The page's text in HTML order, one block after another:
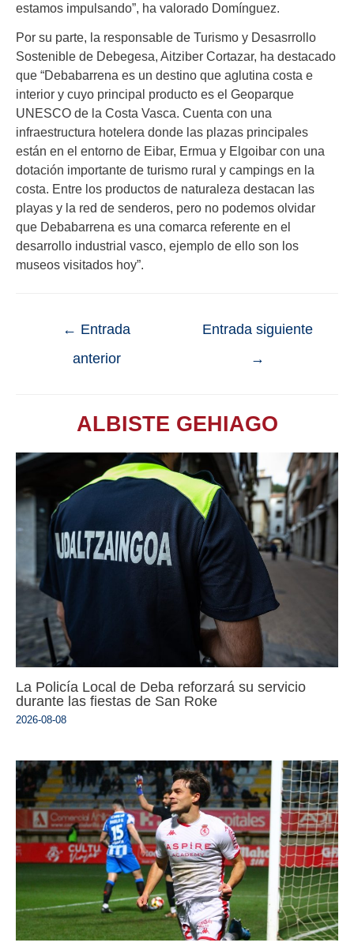
estamos impulsando”, ha valorado Domínguez.
Por su parte, la responsable de Turismo y Desasrrollo
Sostenible de Debegesa, Aitziber Cortazar, ha destacado
que “Debabarrena es un destino que aglutina costa e
interior y cuyo principal producto es el Geoparque
UNESCO de la Costa Vasca. Cuenta con una
infraestructura hotelera donde las plazas principales
están en el entorno de Eibar, Ermua y Elgoibar con una
dotación importante de turismo rural y campings en la
costa. Entre los productos de naturaleza destacan las
playas y la red de senderos, pero no podemos olvidar
que Debabarrena es una comarca referente en el
desarrollo industrial vasco, ejemplo de ello son los
museos visitados hoy”.
← Entrada
anterior
Entrada siguiente
→
ALBISTE GEHIAGO
La Policía Local de Deba reforzará su servicio
durante las fiestas de San Roke
2026-08-08